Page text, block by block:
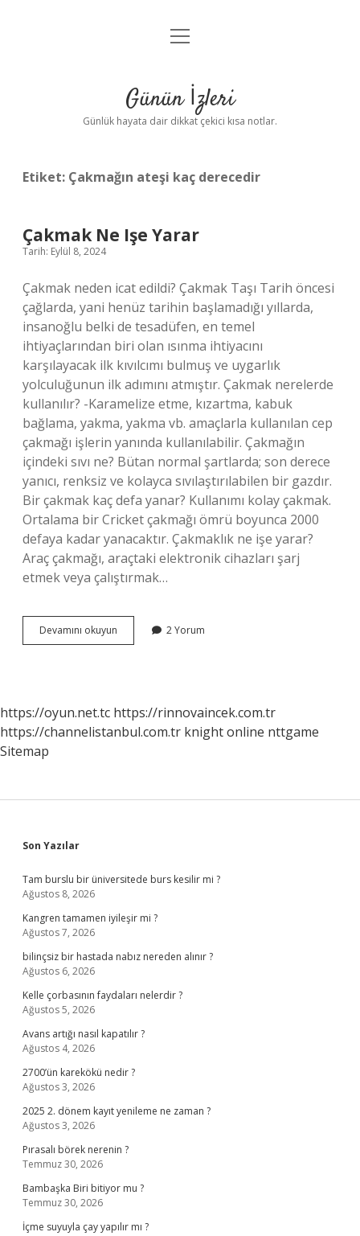
Anasayfa
Yasal Uyarı
menüyü
Günün İzleri
Günlük hayata dair dikkat çekici kısa notlar.
Etiket: Çakmağın ateşi kaç derecedir
Çakmak Ne Işe Yarar
Tarih: Eylül 8, 2024
Çakmak neden icat edildi? Çakmak Taşı Tarih öncesi
çağlarda, yani henüz tarihin başlamadığı yıllarda,
insanoğlu belki de tesadüfen, en temel
ihtiyaçlarından biri olan ısınma ihtiyacını
karşılayacak ilk kıvılcımı bulmuş ve uygarlık
yolculuğunun ilk adımını atmıştır. Çakmak nerelerde
kullanılır? -Karamelize etme, kızartma, kabuk
bağlama, yakma, yakma vb. amaçlarla kullanılan cep
çakmağı işlerin yanında kullanılabilir. Çakmağın
içindeki sıvı ne? Bütan normal şartlarda; son derece
yanıcı, renksiz ve kolayca sıvılaştırılabilen bir gazdır.
Bir çakmak kaç defa yanar? Kullanımı kolay çakmak.
Ortalama bir Cricket çakmağı ömrü boyunca 2000
defaya kadar yanacaktır. Çakmaklık ne işe yarar?
Araç çakmağı, araçtaki elektronik cihazları şarj
etmek veya çalıştırmak…
Devamını okuyun Çakmak
Ne
2 Yorum
https://oyun.net.tc https://rinnovaincek.com.tr
https://channelistanbul.com.tr knight online nttgame
Sitemap
Sidebar
Son Yazılar
Tam burslu bir üniversitede burs kesilir mi ?
Ağustos 8, 2026
Kangren tamamen iyileşir mi ?
Ağustos 7, 2026
bilinçsiz bir hastada nabız nereden alınır ?
Ağustos 6, 2026
Kelle çorbasının faydaları nelerdir ?
Ağustos 5, 2026
Avans artığı nasıl kapatılır ?
Ağustos 4, 2026
2700’ün karekökü nedir ?
Ağustos 3, 2026
2025 2. dönem kayıt yenileme ne zaman ?
Ağustos 3, 2026
Pırasalı börek nerenin ?
Temmuz 30, 2026
Bambaşka Biri bitiyor mu ?
Temmuz 30, 2026
İçme suyuyla çay yapılır mı ?